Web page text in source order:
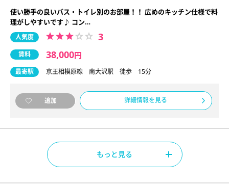
使い勝手の良いバス・トイレ別のお部屋！！ 広めのキッチン仕様で料
理がしやすいです♪ コン…
人気度 3
賃料 38,000円
最寄駅 京王相模原線 南大沢駅 徒歩 15分
追加 詳細情報を見る
もっと見る